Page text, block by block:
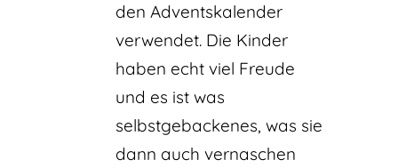
den Adventskalender
verwendet. Die Kinder
haben echt viel Freude
und es ist was
selbstgebackenes, was sie
dann auch vernaschen